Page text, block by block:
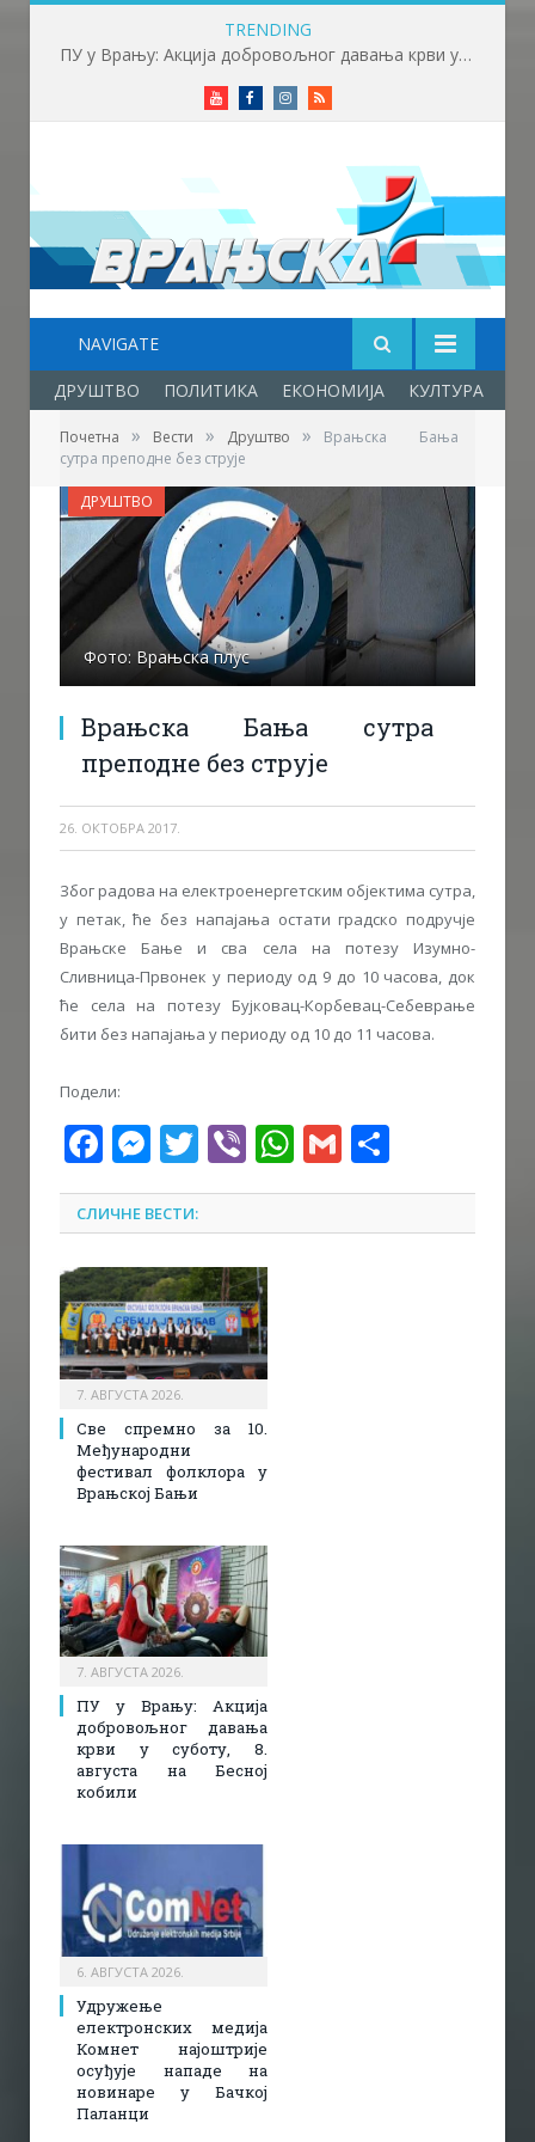
TRENDING
ПУ у Врању: Акција добровољног давања крви у суботу, 8. августа на Бесној кобили
YoutubeFacebookInstagram
RSS
NAVIGATE
ДРУШТВО ПОЛИТИКА ЕКОНОМИЈА КУЛТУРА
Почетна » Вести » Друштво »
Врањска Бања
сутра преподне без струје
Фото: Врањска плус
Врањска Бања сутра
преподне без струје
26. ОКТОБРА 2017.
ДРУШТВО
Због радова на електроенергетским објектима сутра,
у петак, ће без напајања остати градско подручје
Врањске Бање и сва села на потезу Изумно-
Сливница-Првонек у периоду од 9 до 10 часова, док
ће села на потезу Бујковац-Корбевац-Себеврање
бити без напајања у периоду од 10 до 11 часова.
Подели:
Facebook
Messenger
Twitter
ViberWhatsApp
Gmail
СЛИЧНЕ ВЕСТИ:
7. АВГУСТА 2026.
Све спремно за 10.
Међународни
фестивал фолклора у
Врањској Бањи
7. АВГУСТА 2026.
ПУ у Врању: Акција
добровољног давања
крви у суботу, 8.
августа на Бесној
кобили
6. АВГУСТА 2026.
Удружење
електронских медија
Комнет најоштрије
осуђује нападе на
новинаре у Бачкој
Паланци